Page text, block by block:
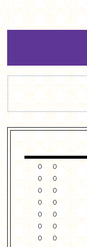
0
0
0
0
0
0
0
0
0
0
0
0
0
0